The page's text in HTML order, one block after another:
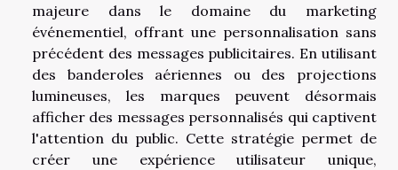
majeure dans le domaine du marketing
événementiel, offrant une personnalisation sans
précédent des messages publicitaires. En utilisant
des banderoles aériennes ou des projections
lumineuses, les marques peuvent désormais
afficher des messages personnalisés qui captivent
l'attention du public. Cette stratégie permet de
créer une expérience utilisateur unique,